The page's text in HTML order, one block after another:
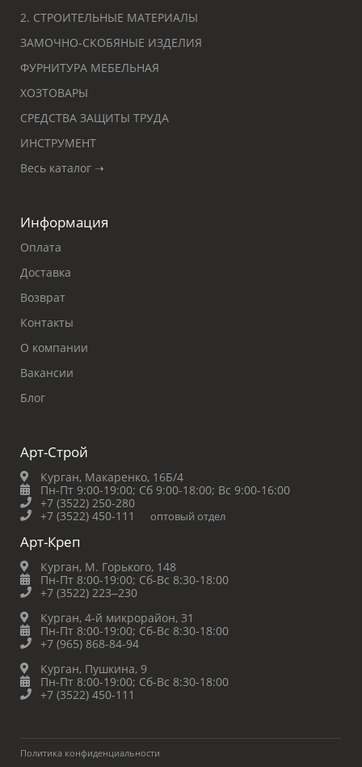
2. СТРОИТЕЛЬНЫЕ МАТЕРИАЛЫ
ЗАМОЧНО-СКОБЯНЫЕ ИЗДЕЛИЯ
ФУРНИТУРА МЕБЕЛЬНАЯ
ХОЗТОВАРЫ
СРЕДСТВА ЗАЩИТЫ ТРУДА
ИНСТРУМЕНТ
Весь каталог ➝
Информация
Оплата
Доставка
Возврат
Контакты
О компании
Вакансии
Блог
Арт-Строй
Курган, Макаренко, 16Б/4
Пн-Пт 9:00-19:00; Сб 9:00-18:00; Вс 9:00-16:00
+7 (3522) 250-280
+7 (3522) 450-111
оптовый отдел
Арт-Креп
Курган, М. Горького, 148
Пн-Пт 8:00-19:00; Сб-Вс 8:30-18:00
+7 (3522) 223‒230
Курган, 4-й микрорайон, 31
Пн-Пт 8:00-19:00; Сб-Вс 8:30-18:00
+7 (965) 868-84-94
Курган, Пушкина, 9
Пн-Пт 8:00-19:00; Сб-Вс 8:30-18:00
+7 (3522) 450-111
Политика конфиденциальности